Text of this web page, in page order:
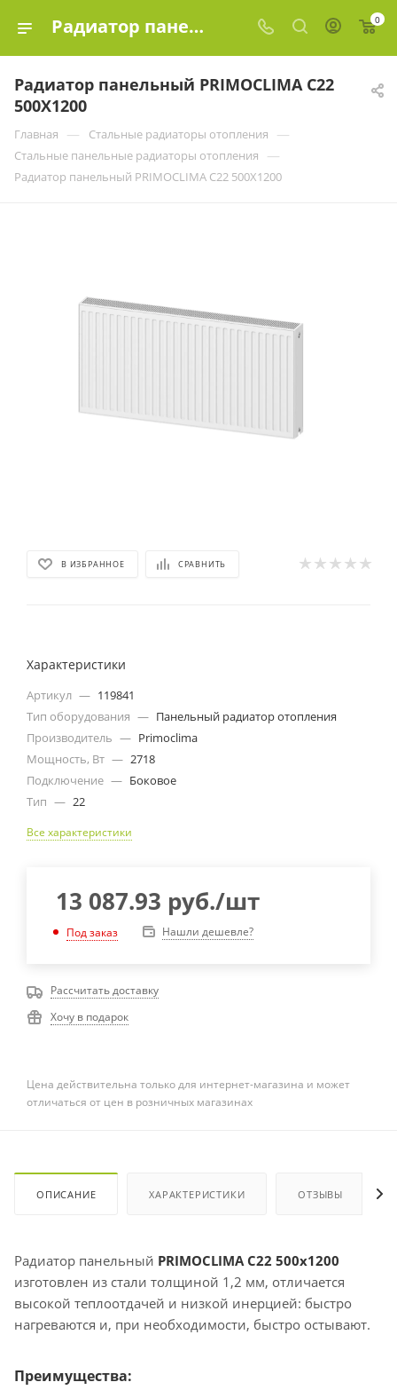
Радиатор панельный PRIMOCLIMA C22 500X1200 купить в Москве по цене | Эко-Элемент 0
Радиатор панельный PRIMOCLIMA C22
500X1200
Главная — Стальные радиаторы отопления —
Стальные панельные радиаторы отопления —
Радиатор панельный PRIMOCLIMA C22 500X1200
В ИЗБРАННОЕ СРАВНИТЬ
Характеристики
Артикул — 119841
Тип оборудования — Панельный радиатор отопления
Производитель — Primoclima
Мощность, Вт — 2718
Подключение — Боковое
Тип — 22
Все характеристики
13 087.93 руб./шт
Под заказ Нашли дешевле?
Рассчитать доставку
Хочу в подарок
Цена действительна только для интернет-магазина и может
отличаться от цен в розничных магазинах
ОПИСАНИЕ ХАРАКТЕРИСТИКИ ОТЗЫВЫ
Радиатор панельный PRIMOCLIMA C22 500х1200
изготовлен из стали толщиной 1,2 мм, отличается
высокой теплоотдачей и низкой инерцией: быстро
нагреваются и, при необходимости, быстро остывают.
Преимущества: